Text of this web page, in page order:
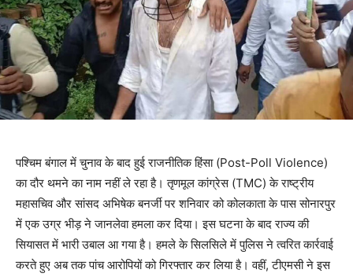
पश्चिम बंगाल में चुनाव के बाद हुई राजनीतिक हिंसा (Post-Poll Violence)
का दौर थमने का नाम नहीं ले रहा है। तृणमूल कांग्रेस (TMC) के राष्ट्रीय
महासचिव और सांसद अभिषेक बनर्जी पर शनिवार को कोलकाता के पास सोनारपुर
में एक उग्र भीड़ ने जानलेवा हमला कर दिया। इस घटना के बाद राज्य की
सियासत में भारी उबाल आ गया है। हमले के सिलसिले में पुलिस ने त्वरित कार्रवाई
करते हुए अब तक पांच आरोपियों को गिरफ्तार कर लिया है। वहीं, टीएमसी ने इस